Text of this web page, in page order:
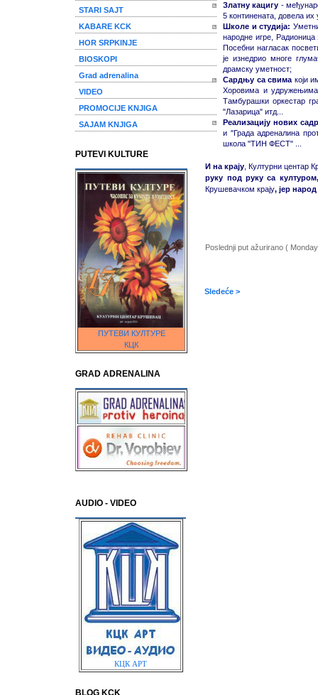
STARI SAJT
KABARE KCK
HOR SRPKINJE
BIOSKOPI
Grad adrenalina
VIDEO
PROMOCIJE KNJIGA
SAJAM KNJIGA
PUTEVI KULTURE
ПУТЕВИ КУЛТУРЕ
КЦК
GRAD ADRENALINA
AUDIO - VIDEO
КЦК АРТ
BLOG KCK
Златну кацигу -
5 континената, довела
Школе и студија:
народне игре,
Посебни нагласак
је изнедрио многе
драмску уметност;
Сардњу са свима који
Хоровима и
Тамбурашки оркестар
"Лазарица" итд...
Реализацију нових
и "Града адреналина
школа "ТИН ФЕСТ" ...
И на крају , Културни центар
руку под руку са културом,
Крушевачком крају, јер
Poslednji put ažurirano (
Sledeće >